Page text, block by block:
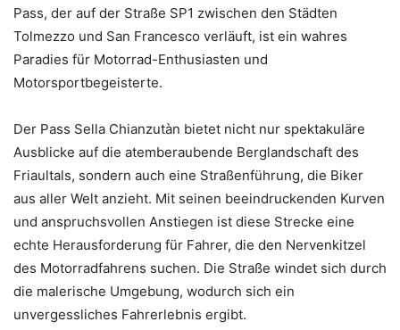
Pass, der auf der Straße SP1 zwischen den Städten
Tolmezzo und San Francesco verläuft, ist ein wahres
Paradies für Motorrad-Enthusiasten und
Motorsportbegeisterte.
Der Pass Sella Chianzutàn bietet nicht nur spektakuläre
Ausblicke auf die atemberaubende Berglandschaft des
Friaultals, sondern auch eine Straßenführung, die Biker
aus aller Welt anzieht. Mit seinen beeindruckenden Kurven
und anspruchsvollen Anstiegen ist diese Strecke eine
echte Herausforderung für Fahrer, die den Nervenkitzel
des Motorradfahrens suchen. Die Straße windet sich durch
die malerische Umgebung, wodurch sich ein
unvergessliches Fahrerlebnis ergibt.